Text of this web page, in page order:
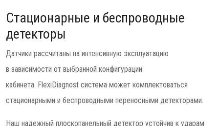
Стационарные и беспроводные
детекторы
Датчики рассчитаны на интенсивную эксплуатацию
в зависимости от выбранной конфигурации
кабинета. FlexiDiagnost система может комплектоваться
стационарными и беспроводными переносными детекторами.
Наш надежный плоскопанельный детектор устойчив к ударам